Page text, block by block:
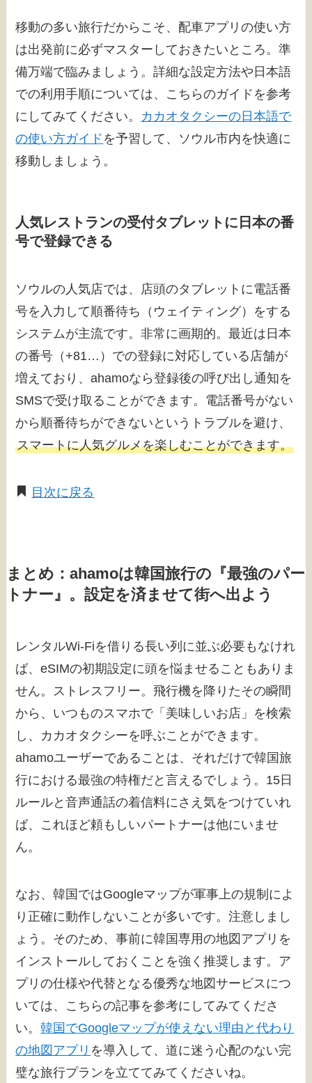
移動の多い旅行だからこそ、配車アプリの使い方
は出発前に必ずマスターしておきたいところ。準
備万端で臨みましょう。詳細な設定方法や日本語
での利用手順については、こちらのガイドを参考
にしてみてください。 カカオタクシーの日本語で
の使い方ガイド を予習して、ソウル市内を快適に
移動しましょう。
人気レストランの受付タブレットに日本の番
号で登録できる
ソウルの人気店では、店頭のタブレットに電話番
号を入力して順番待ち（ウェイティング）をする
システムが主流です。非常に画期的。最近は日本
の番号（+81…）での登録に対応している店舗が
増えており、ahamoなら登録後の呼び出し通知を
SMSで受け取ることができます。電話番号がない
から順番待ちができないというトラブルを避け、
スマートに人気グルメを楽しむことができます。
目次に戻る
まとめ：ahamoは韓国旅行の『最強のパー
トナー』。設定を済ませて街へ出よう
レンタルWi-Fiを借りる長い列に並ぶ必要もなけれ
ば、eSIMの初期設定に頭を悩ませることもありま
せん。ストレスフリー。飛行機を降りたその瞬間
から、いつものスマホで「美味しいお店」を検索
し、カカオタクシーを呼ぶことができます。
ahamoユーザーであることは、それだけで韓国旅
行における最強の特権だと言えるでしょう。15日
ルールと音声通話の着信料にさえ気をつけていれ
ば、これほど頼もしいパートナーは他にいませ
ん。
なお、韓国ではGoogleマップが軍事上の規制によ
り正確に動作しないことが多いです。注意しまし
ょう。そのため、事前に韓国専用の地図アプリを
インストールしておくことを強く推奨します。ア
プリの仕様や代替となる優秀な地図サービスにつ
いては、こちらの記事を参考にしてみてくださ
い。韓国でGoogleマップが使えない理由と代わり
の地図アプリ を導入して、道に迷う心配のない完
璧な旅行プランを立ててみてくださいね。